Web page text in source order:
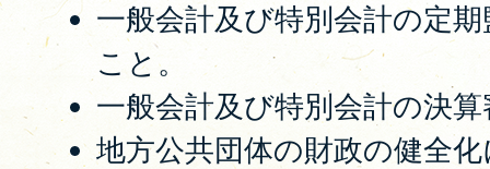
一般会計及び特別会計の定
こと。
一般会計及び特別会計の決
地方公共団体の財政の健全